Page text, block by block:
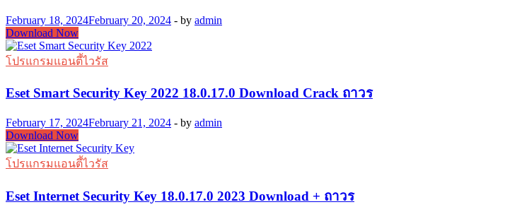
Free
Download
February 18, 2024February 20, 2024 - by admin
Revo
Uninstaller
Pro
Mawto
Portable
Download
Download Now
โปรแกรมแอนตี้ไวรัส
Eset Smart Security Key 2022 18.0.17.0 Download Crack ถาวร
February 17, 2024February 21, 2024 - by admin
Eset
Smart
Security
Key
18.0.17.0
Download Now
โปรแกรมแอนตี้ไวรัส
Eset Internet Security Key 18.0.17.0 2023 Download + ถาวร